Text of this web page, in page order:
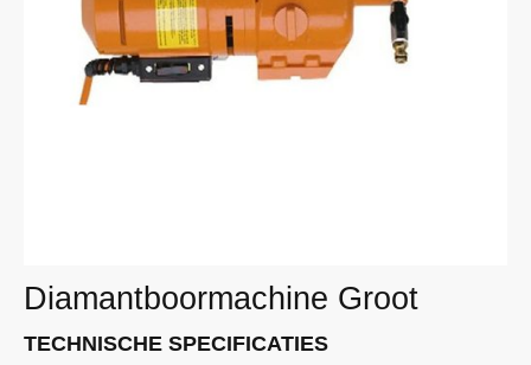
Diamantboormachine Groot
TECHNISCHE SPECIFICATIES